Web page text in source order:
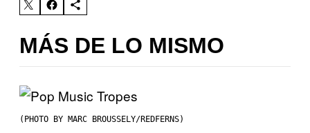
MÁS DE LO MISMO
(PHOTO BY MARC BROUSSELY/REDFERNS)